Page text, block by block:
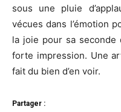
sous une pluie
vécues dans l’émotion
la joie pour sa seconde
forte impression. Une
fait du bien d’en voir.
Partager :